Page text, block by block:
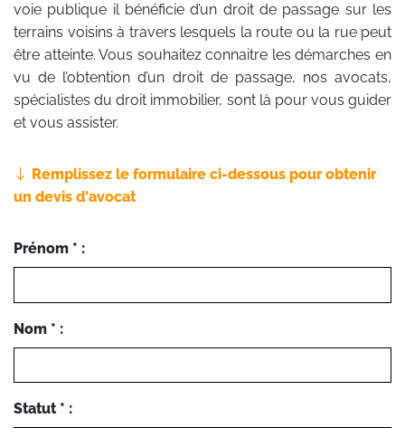
voie publique il bénéficie d’un droit de passage sur les
terrains voisins à travers lesquels la route ou la rue peut
être atteinte. Vous souhaitez connaitre les démarches en
vu de l’obtention d’un droit de passage, nos avocats,
spécialistes du droit immobilier, sont là pour vous guider
et vous assister.
Remplissez le formulaire ci-dessous pour obtenir
un devis d'avocat
Prénom * :
Nom * :
Statut * :